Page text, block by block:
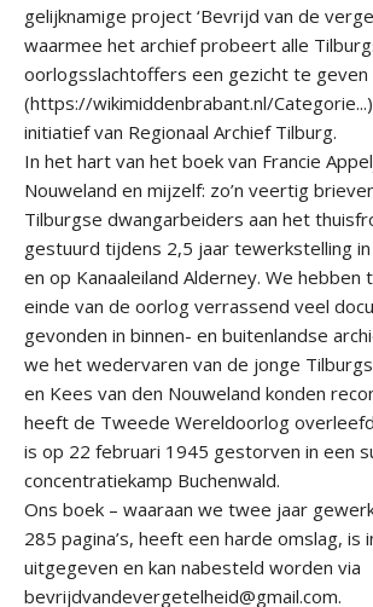
gelijknamige project ‘Bevrijd van de
waarmee het archief probeert alle
oorlogsslachtoffers een gezicht te geven
(https://wikimiddenbrabant.nl/
initiatief van Regionaal Archief Tilburg.
In het hart van het boek van Francie
Nouweland en mijzelf: zo’n veertig
Tilburgse dwangarbeiders aan het
gestuurd tijdens 2,5 jaar tewerkstelling
en op Kanaaleiland Alderney. We hebben
einde van de oorlog verrassend veel
gevonden in binnen- en buitenlandse
we het wedervaren van de jonge
en Kees van den Nouweland konden
heeft de Tweede Wereldoorlog
is op 22 februari 1945 gestorven in een
concentratiekamp Buchenwald.
Ons boek – waaraan we twee jaar
285 pagina’s, heeft een harde omslag, is
uitgegeven en kan nabesteld worden via
bevrijdvandevergetelheid@gmail.com.